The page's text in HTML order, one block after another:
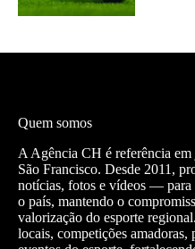
Quem somos
A Agência CH é referência
São Francisco. Desde 2011,
notícias, fotos e vídeos — para
o país, mantendo o
valorização do esporte
locais, competições amadoras,